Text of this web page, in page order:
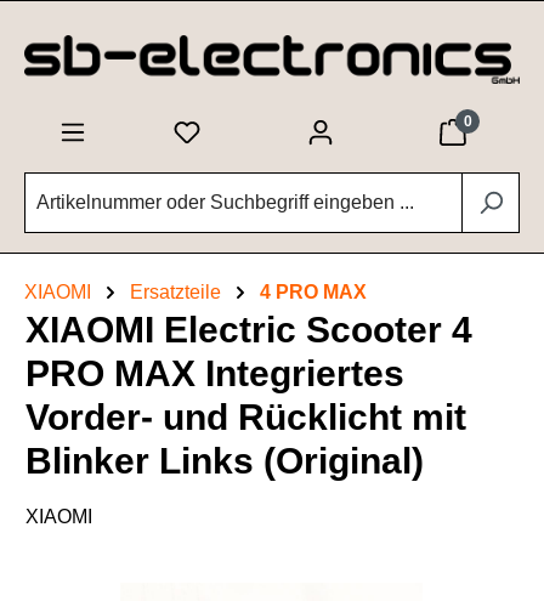
0
XIAOMI Ersatzteile 4 PRO MAX
XIAOMI Electric Scooter 4
PRO MAX Integriertes
Vorder- und Rücklicht mit
Blinker Links (Original)
XIAOMI